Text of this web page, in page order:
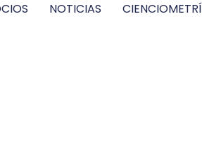
NOTICIAS